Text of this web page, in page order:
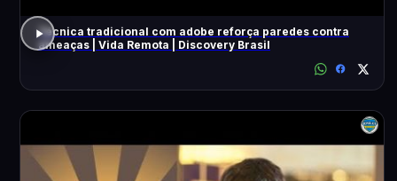
Técnica tradicional com adobe reforça paredes contra
ameaças | Vida Remota | Discovery Brasil